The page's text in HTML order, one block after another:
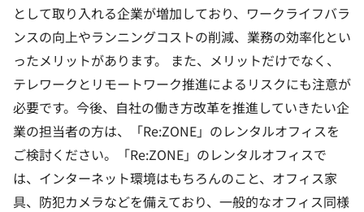
として取り入れる企業が増加しており、ワークライフバラ
ンスの向上やランニングコストの削減、業務の効率化とい
ったメリットがあります。
また、メリットだけでなく、
テレワークとリモートワーク推進によるリスクにも注意が
必要です。今後、自社の働き方改革を推進していきたい企
業の担当者の方は、「Re:ZONE」のレンタルオフィスを
ご検討ください。「Re:ZONE」のレンタルオフィスで
は、インターネット環境はもちろんのこと、オフィス家
具、防犯カメラなどを備えており、一般的なオフィス同様